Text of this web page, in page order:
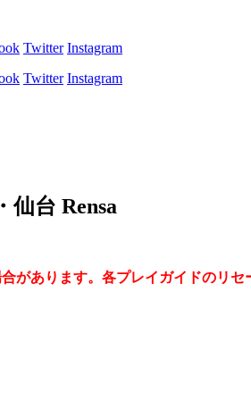
Twitter Instagram
Twitter Instagram
仙台 Rensa
があります。各プレイガイドのリセ